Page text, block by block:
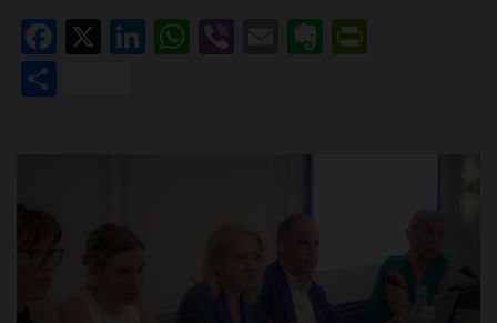
Facebook
X LinkedIn
WhatsApp
ViberEmailEvernote